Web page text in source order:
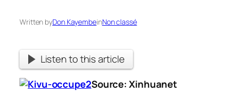
Written byDon KayembeinNon classé
Listen to this article
Source:Xinhuanet